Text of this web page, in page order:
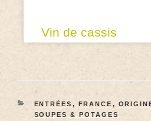
Vin de cassis
ENTRÉES , FRANCE ,
SOUPES & POTAGES